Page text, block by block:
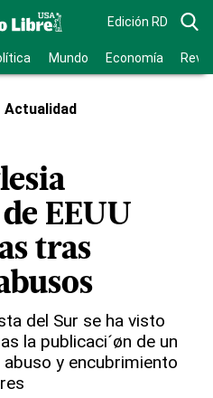
Edición RD
Mundo Economía
Actualidad
EEUU
tras
del Sur se ha visto
la publicaci´øn de un
y encubrimiento